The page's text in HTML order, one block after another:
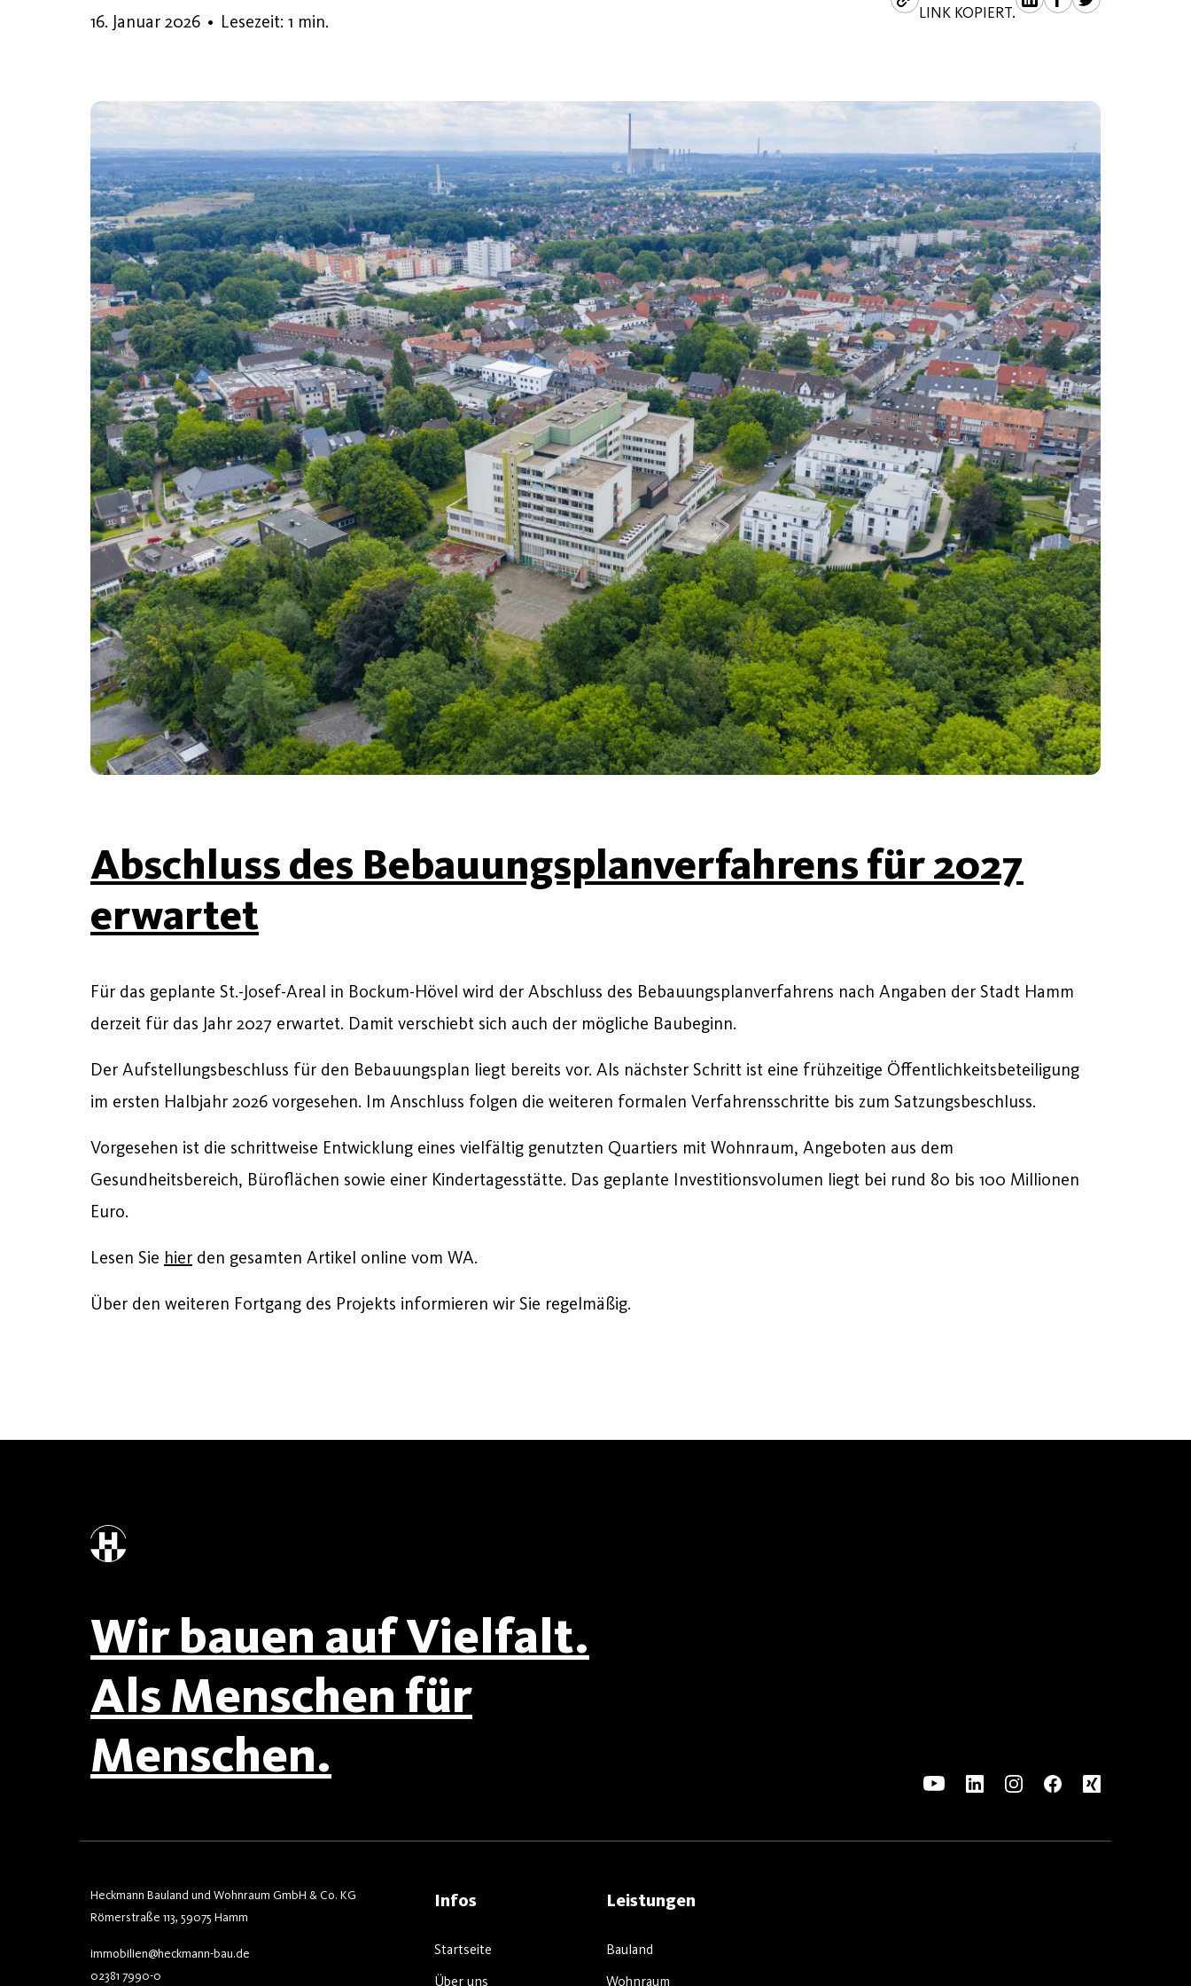
16. Januar 202616. Januar 2026
• Lesezeit: 1 min. LINK KOPIERT.
Abschluss des Bebauungsplanverfahrens für 2027
erwartet
Für das geplante St.-Josef-Areal in Bockum-Hövel wird der Abschluss des Bebauungsplanverfahrens nach Angaben der Stadt Hamm
derzeit für das Jahr 2027 erwartet. Damit verschiebt sich auch der mögliche Baubeginn.
Der Aufstellungsbeschluss für den Bebauungsplan liegt bereits vor. Als nächster Schritt ist eine frühzeitige Öffentlichkeitsbeteiligung
im ersten Halbjahr 2026 vorgesehen. Im Anschluss folgen die weiteren formalen Verfahrensschritte bis zum Satzungsbeschluss.
Vorgesehen ist die schrittweise Entwicklung eines vielfältig genutzten Quartiers mit Wohnraum, Angeboten aus dem
Gesundheitsbereich, Büroflächen sowie einer Kindertagesstätte. Das geplante Investitionsvolumen liegt bei rund 80 bis 100 Millionen
Euro.
Lesen Sie hier den gesamten Artikel online vom WA.
Über den weiteren Fortgang des Projekts informieren wir Sie regelmäßig.
Wir bauen auf Vielfalt.
Als Menschen für
Menschen.
Infos
Startseite
Über uns
Leistungen
Bauland
Wohnraum
Heckmann Bauland und Wohnraum GmbH & Co. KG
Römerstraße 113, 59075 Hamm
immobilien@heckmann-bau.de
02381 7990-0